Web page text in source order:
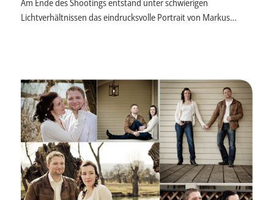
Am Ende des Shootings entstand unter schwierigen
Lichtverhältnissen das eindrucksvolle Portrait von Markus…